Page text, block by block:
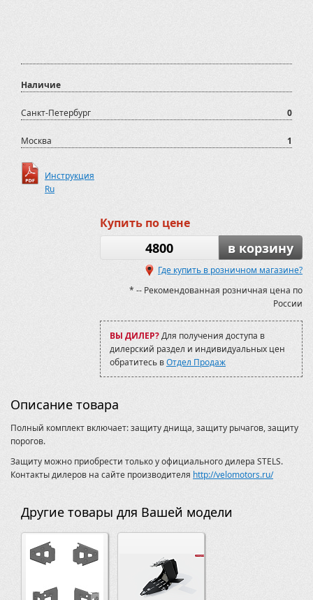
Наличие
Санкт-Петербург 0
Москва 1
Инструкция
Ru
Купить по цене
4800 в корзину
Где купить в розничном магазине?
* -- Рекомендованная розничная цена по
России
ВЫ ДИЛЕР?Для получения доступа в
дилерский раздел и индивидуальных цен
обратитесь вОтдел Продаж
Описание товара
Полный комплект включает: защиту днища, защиту рычагов, защиту
порогов.
Защиту можно приобрести только у официального дилера STELS.
Контакты дилеров на сайте производителя http://velomotors.ru/
Другие товары для Вашей модели